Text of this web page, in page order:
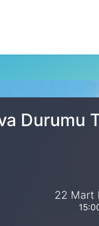
Durumu
22 Mart